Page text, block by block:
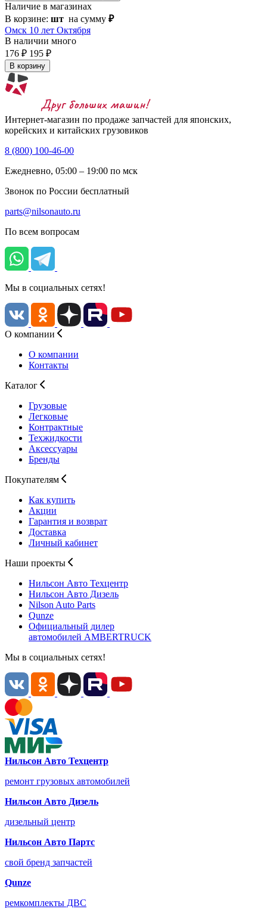
Наличие в магазинах
В корзине: шт на сумму ₽
Омск 10 лет Октября
В наличии много
176 ₽ 195 ₽
В корзину
Интернет-магазин по продаже запчастей для японских,
корейских и китайских грузовиков
8 (800) 100-46-00
Ежедневно, 05:00 – 19:00 по мск
Звонок по России бесплатный
parts@nilsonauto.ru
По всем вопросам
Мы в социальных сетях!
О компании
О компании
Контакты
Каталог
Грузовые
Легковые
Контрактные
Техжидкости
Аксессуары
Бренды
Покупателям
Как купить
Акции
Гарантия и возврат
Доставка
Личный кабинет
Наши проекты
Нильсон Авто Техцентр
Нильсон Авто Дизель
Nilson Auto Parts
Qunze
Официальный дилер
автомобилей AMBERTRUCK
Мы в социальных сетях!
Нильсон Авто Техцентр
ремонт грузовых автомобилей
Нильсон Авто Дизель
дизельный центр
Нильсон Авто Партс
свой бренд запчастей
Qunze
ремкомплекты ДВС